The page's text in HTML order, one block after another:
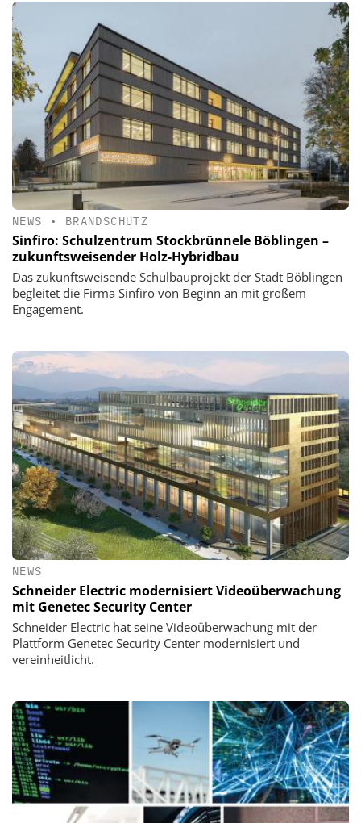
NEWS • BRANDSCHUTZ
Sinfiro: Schulzentrum Stockbrünnele Böblingen –
zukunftsweisender Holz-Hybridbau
Das zukunftsweisende Schulbauprojekt der Stadt Böblingen
begleitet die Firma Sinfiro von Beginn an mit großem
Engagement.
NEWS
Schneider Electric modernisiert Videoüberwachung
mit Genetec Security Center
Schneider Electric hat seine Videoüberwachung mit der
Plattform Genetec Security Center modernisiert und
vereinheitlicht.